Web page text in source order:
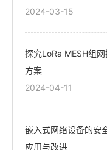
2024-03-15
探究LoRa MESH组
方案
2024-04-11
嵌入式网络设备的安
应用与改进